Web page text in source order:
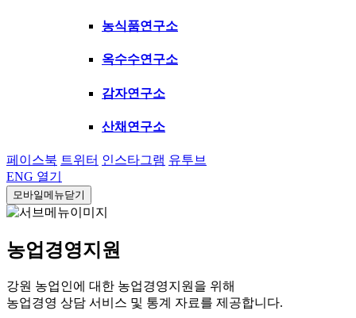
농식품연구소
옥수수연구소
감자연구소
산채연구소
페이스북 트위터 인스타그램 유투브
ENG 열기
모바일메뉴닫기
농업경영지원
강원 농업인에 대한 농업경영지원을 위해
농업경영 상담 서비스 및 통계 자료를 제공합니다.